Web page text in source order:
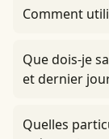
Comment
Que dois-je
et dernier
Quelles